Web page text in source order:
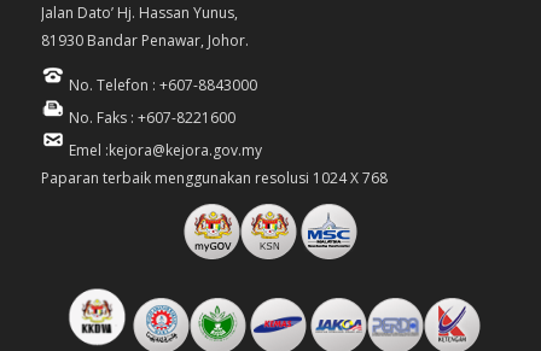
Jalan Dato’ Hj. Hassan Yunus,
81930 Bandar Penawar, Johor.
No. Telefon : +607-8843000
No. Faks : +607-8221600
Emel :kejora@kejora.gov.my
Paparan terbaik menggunakan resolusi 1024 X 768